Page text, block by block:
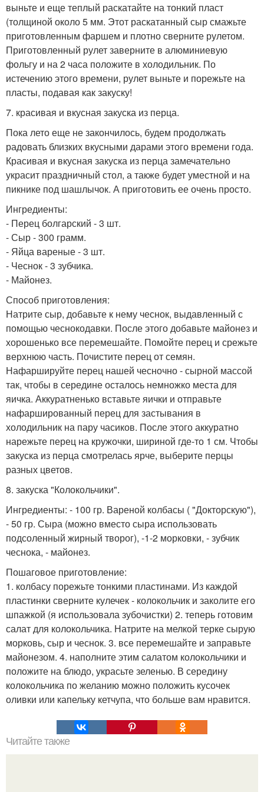
выньте и еще теплый раскатайте на тонкий пласт
(толщиной около 5 мм. Этот раскатанный сыр смажьте
приготовленным фаршем и плотно сверните рулетом.
Приготовленный рулет заверните в алюминиевую
фольгу и на 2 часа положите в холодильник. По
истечению этого времени, рулет выньте и порежьте на
пласты, подавая как закуску!
7. красивая и вкусная закуска из перца.
Пока лето еще не закончилось, будем продолжать
радовать близких вкусными дарами этого времени года.
Красивая и вкусная закуска из перца замечательно
украсит праздничный стол, а также будет уместной и на
пикнике под шашлычок. А приготовить ее очень просто.
Ингредиенты:
- Перец болгарский - 3 шт.
- Сыр - 300 грамм.
- Яйца вареные - 3 шт.
- Чеснок - 3 зубчика.
- Майонез.
Способ приготовления:
Натрите сыр, добавьте к нему чеснок, выдавленный с
помощью чеснокодавки. После этого добавьте майонез и
хорошенько все перемешайте. Помойте перец и срежьте
верхнюю часть. Почистите перец от семян.
Нафаршируйте перец нашей чесночно - сырной массой
так, чтобы в середине осталось немножко места для
яичка. Аккуратненько вставьте яички и отправьте
нафаршированный перец для застывания в
холодильник на пару часиков. После этого аккуратно
нарежьте перец на кружочки, шириной где-то 1 см. Чтобы
закуска из перца смотрелась ярче, выберите перцы
разных цветов.
8. закуска "Колокольчики".
Ингредиенты: - 100 гр. Вареной колбасы ( "Докторскую"),
- 50 гр. Сыра (можно вместо сыра использовать
подсоленный жирный творог), -1-2 морковки, - зубчик
чеснока, - майонез.
Пошаговое приготовление:
1. колбасу порежьте тонкими пластинами. Из каждой
пластинки сверните кулечек - колокольчик и заколите его
шпажкой (я использовала зубочистки) 2. теперь готовим
салат для колокольчика. Натрите на мелкой терке сырую
морковь, сыр и чеснок. 3. все перемешайте и заправьте
майонезом. 4. наполните этим салатом колокольчики и
положите на блюдо, украсьте зеленью. В середину
колокольчика по желанию можно положить кусочек
оливки или капельку кетчупа, что больше вам нравится.
Читайте также